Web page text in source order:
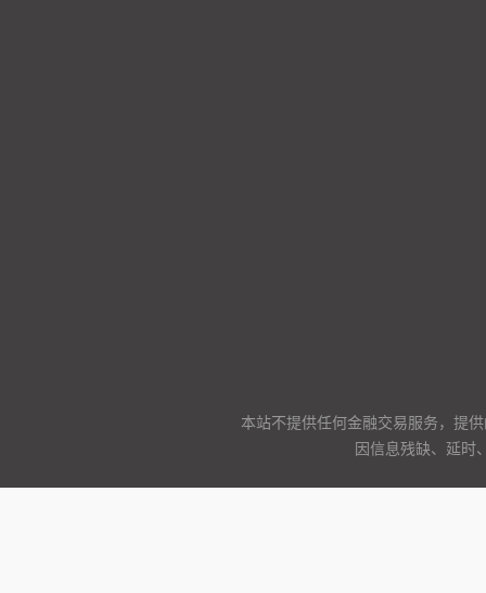
本站不提供任何金融交易服务，提
因信息残缺、延时